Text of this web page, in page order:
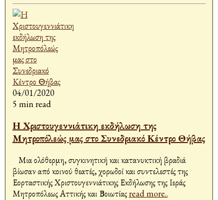
04/01/2020
5 min read
Η Χριστουγεννιάτικη εκδήλωση της
Μητροπόλεώς μας στο Συνεδριακό Κέντρο Θήβας
Μια ολόθερμη, συγκινητική και κατανυκτική βραδιά
βίωσαν από κοινού θεατές, χορωδοί και συντελεστές της
Εορταστικής Χριστουγεννιάτικης Εκδήλωσης της Ιεράς
Μητροπόλεως Αττικής και Βοιωτίαςread more..